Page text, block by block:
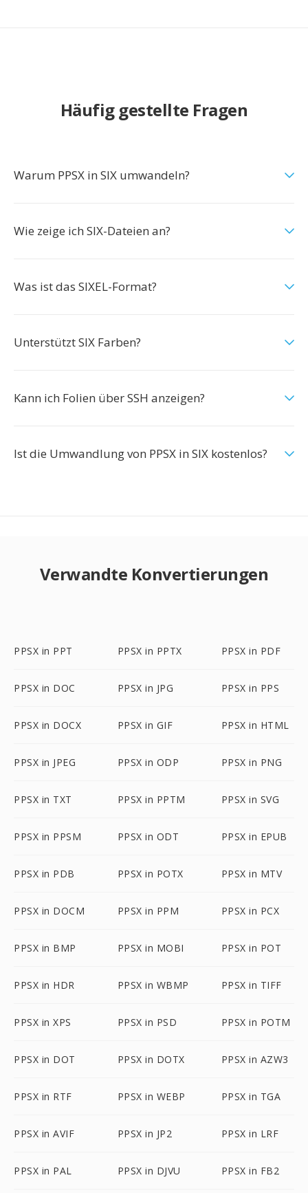
Häufig gestellte Fragen
Warum PPSX in SIX umwandeln?
Wie zeige ich SIX-Dateien an?
Was ist das SIXEL-Format?
Unterstützt SIX Farben?
Kann ich Folien über SSH anzeigen?
Ist die Umwandlung von PPSX in SIX kostenlos?
Verwandte Konvertierungen
PPSX in PPT PPSX in PPTX PPSX in PDF
PPSX in DOC PPSX in JPG PPSX in PPS
PPSX in DOCX PPSX in GIF PPSX in HTML
PPSX in JPEG PPSX in ODP PPSX in PNG
PPSX in TXT PPSX in PPTM PPSX in SVG
PPSX in PPSM PPSX in ODT PPSX in EPUB
PPSX in PDB PPSX in POTX PPSX in MTV
PPSX in DOCM PPSX in PPM PPSX in PCX
PPSX in BMP PPSX in MOBI PPSX in POT
PPSX in HDR PPSX in WBMP PPSX in TIFF
PPSX in XPS PPSX in PSD PPSX in POTM
PPSX in DOT PPSX in DOTX PPSX in AZW3
PPSX in RTF PPSX in WEBP PPSX in TGA
PPSX in AVIF PPSX in JP2 PPSX in LRF
PPSX in PAL PPSX in DJVU PPSX in FB2